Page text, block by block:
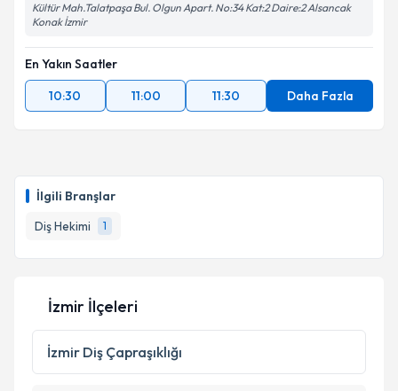
İlgili Branşlar
Diş Hekimi
1
Kültür Mah.Talatpaşa Bul. Olgun Apart. No:34 Kat:2 Daire:2 Alsancak
Konak İzmir
En Yakın Saatler
10:30
11:00 11:30 Daha Fazla
İzmir İlçeleri
İzmir Diş Çapraşıklığı